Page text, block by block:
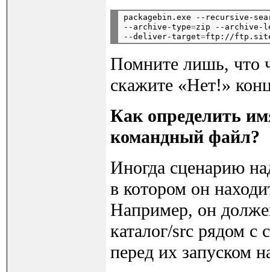
packagebin.exe --recursive-
--archive-type=zip --archive-
--deliver-target=
Помните лишь, что
скажите «Нет!»
Как определить
командный файл?
Иногда сценарию
в котором он
Например, он
каталог/src рядом с
перед их запуском